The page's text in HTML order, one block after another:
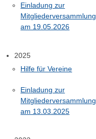
Einladung zur
Mitgliederversammlung
am 19.05.2026
2025
Hilfe für Vereine
Einladung zur
Mitgliederversammlung
am 13.03.2025